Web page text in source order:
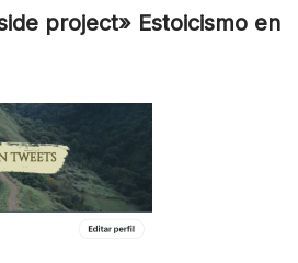
project» Estoicismo en